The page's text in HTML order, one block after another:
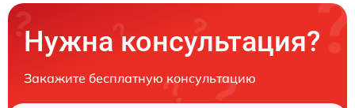
Нужна консультация?
Закажите бесплатную консультацию